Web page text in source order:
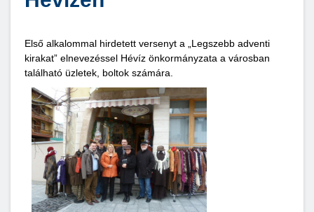
Első alkalommal hirdetett versenyt a „Legszebb adventi
kirakat” elnevezéssel Hévíz önkormányzata a városban
található üzletek, boltok számára.